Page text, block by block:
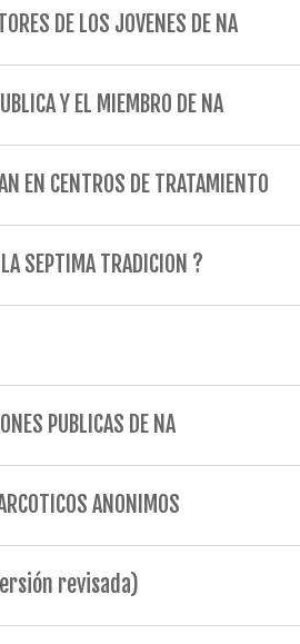
DE LOS JOVENES DE NA
Y EL MIEMBRO DE NA
EN CENTROS DE TRATAMIENTO
SEPTIMA TRADICION ?
PUBLICAS DE NA
ANONIMOS
revisada)